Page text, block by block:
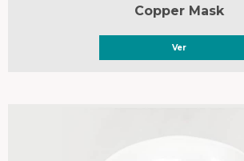
Copper Mask
Ver